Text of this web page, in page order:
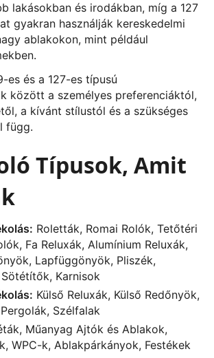
lakásokban és irodákban, míg a 127
gyakran használják kereskedelmi
ablakokon, mint például
es és a 127-es típusú
között a személyes preferenciáktól,
a kívánt stílustól és a szükséges
függ.
Típusok, Amit
Roletták, Romai Rolók, Tetőtéri
Fa Reluxák, Alumínium Reluxák,
Lapfüggönyök, Pliszék,
Karnisok
Külső Reluxák, Külső Redőnyök,
Szélfalak
Műanyag Ajtók és Ablakok,
WPC-k, Ablakpárkányok, Festékek